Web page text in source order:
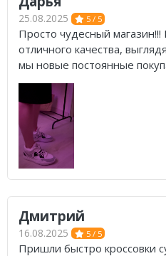
25.08.2025 5 / 5
Просто чудесный
отличного качества,
мы новые постоянные
Дмитрий
16.08.2025 5 / 5
Пришли быстро кроссовки